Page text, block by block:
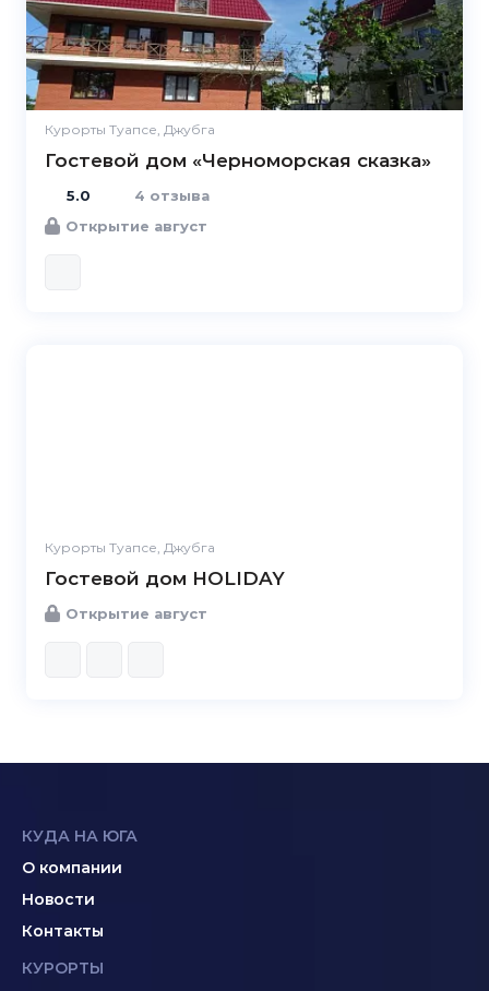
Курорты Туапсе, Джубга
Гостевой дом «Черноморская сказка»
5.0
4 отзыва
Открытие август
Курорты Туапсе, Джубга
Гостевой дом HOLIDAY
Открытие август
КУДА НА ЮГА
О компании
Новости
Контакты
КУРОРТЫ